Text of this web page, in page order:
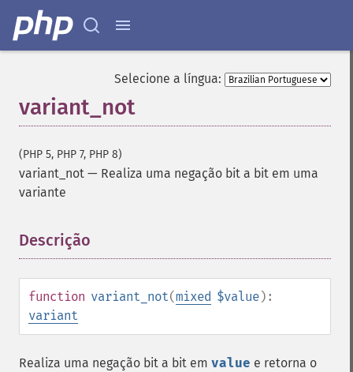
Selecione a língua:
variant_not
(PHP 5, PHP 7, PHP 8)
variant_not — Realiza uma negação bit a bit em uma
variante
Descrição
function variant_not(mixed $value):
variant
Realiza uma negação bit a bit em value e retorna o